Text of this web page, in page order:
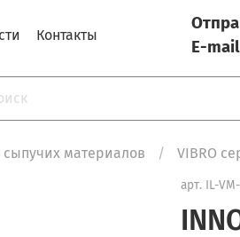
Контакты
E-
материалов VIBRO
арт. IL-